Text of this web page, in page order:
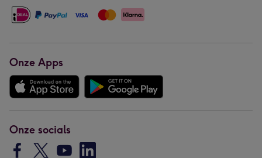
Onze Apps
Onze socials